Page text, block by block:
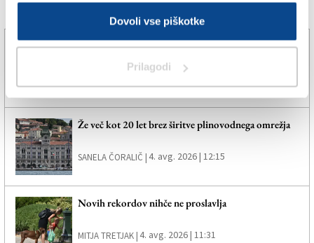
Dovoli vse piškotke
Prilagodi
NŠK nudi potni list za spoznavanje Ivana Cankarja
Že več kot 20 let brez širitve plinovodnega omrežja
SANELA ČORALIČ |4. avg. 2026 | 12:15
Novih rekordov nihče ne proslavlja
MITJA TRETJAK |4. avg. 2026 | 11:31